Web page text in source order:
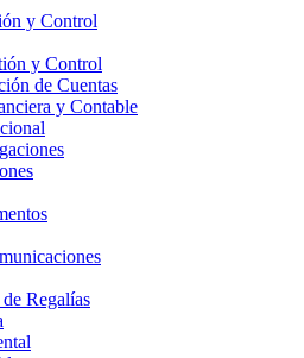
y Control
y Control
de Cuentas
y Contable
Regalías